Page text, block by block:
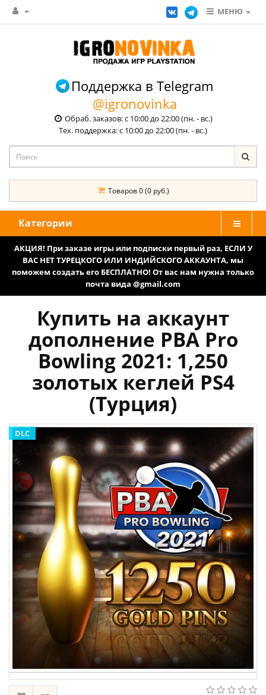
МЕНЮ
Поддержка в Telegram
@igronovinka
Обраб. заказов: с 10:00 до 22:00 (пн. - вс.)
Тех. поддержка: с 10:00 до 22:00 (пн. - вс.)
Товаров 0 (0 руб.)
Категории
АКЦИЯ! При заказе игры или подписки первый раз, ЕСЛИ У
ВАС НЕТ ТУРЕЦКОГО ИЛИ ИНДИЙСКОГО АККАУНТА, мы
поможем создать его БЕСПЛАТНО! От вас нам нужна только
почта вида @gmail.com
Купить на аккаунт
дополнение PBA Pro
Bowling 2021: 1,250
золотых кеглей PS4
(Турция)
DLC